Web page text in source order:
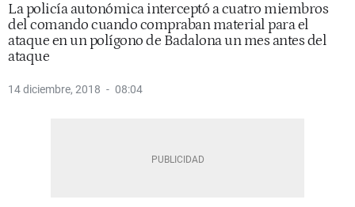
La policía autonómica interceptó a cuatro miembros
del comando cuando compraban material para el
ataque en un polígono de Badalona un mes antes del
ataque
14 diciembre, 2018 08:04